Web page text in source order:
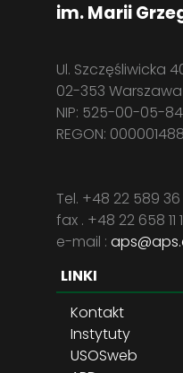
im. Marii
Ul. Szczęśliwicka
02-353 Warszawa
NIP: 525-00-05-
REGON: 000001488
Tel. +48 22 589
fax . +48 22 658
e-mail :
LINKI
Kontakt
Instytuty
USOSweb